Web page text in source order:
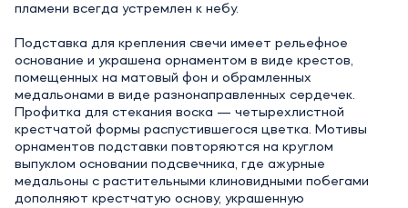
пламени всегда устремлен к небу.
Подставка для крепления свечи имеет рельефное
основание и украшена орнаментом в виде крестов,
помещенных на матовый фон и обрамленных
медальонами в виде разнонаправленных сердечек.
Профитка для стекания воска — четырехлистной
крестчатой формы распустившегося цветка. Мотивы
орнаментов подставки повторяются на круглом
выпуклом основании подсвечника, где ажурные
медальоны с растительными клиновидными побегами
дополняют крестчатую основу, украшенную